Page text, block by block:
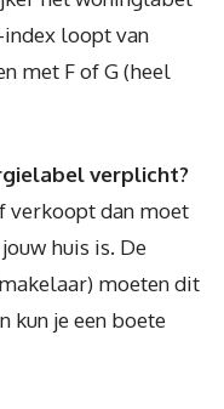
loopt van
met F of G (heel
verplicht?
verkoopt dan moet
huis is. De
moeten dit
kun je een boete